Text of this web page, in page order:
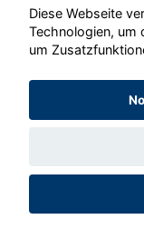
©
Diese Webseite
Technologien, um
um